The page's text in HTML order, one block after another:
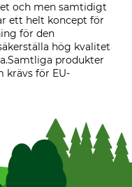
och men samtidigt
ett helt koncept för
för den
hög kvalitet
produkter
krävs för EU-